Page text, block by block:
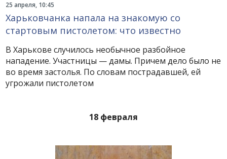
25 апреля, 10:45
Харьковчанка напала на знакомую со
стартовым пистолетом: что известно
В Харькове случилось необычное разбойное
нападение. Участницы — дамы. Причем дело было не
во время застолья. По словам пострадавшей, ей
угрожали пистолетом
18 февраля